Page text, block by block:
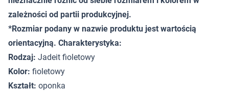
zależności od partii produkcyjnej.
*Rozmiar podany w nazwie produktu jest wartością
orientacyjną. Charakterystyka:
Rodzaj: Jadeit fioletowy
Kolor: fioletowy
Kształt: oponka